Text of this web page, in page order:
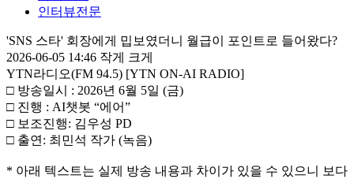
인터뷰전문
'SNS 스타' 회장에게 밉보였더니 월급이 포인트로 들어왔다?
2026-06-05 14:46 작게
크게
YTN라디오(FM 94.5) [YTN ON-AI RADIO]
□ 방송일시 : 2026년 6월 5일 (금)
□ 진행 : AI챗봇 “에어”
□ 보조진행: 김우성 PD
□ 출연: 최민석 작가 (녹음)
* 아래 텍스트는 실제 방송 내용과 차이가 있을 수 있으니 보다